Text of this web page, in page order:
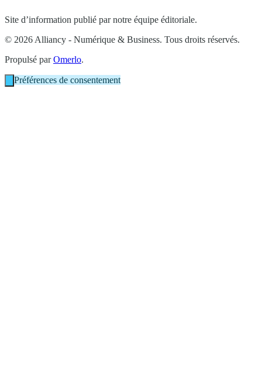
Site d’information publié par notre équipe éditoriale.
© 2026 Alliancy - Numérique & Business. Tous droits réservés.
Propulsé parOmerlo.
Préférences de consentement